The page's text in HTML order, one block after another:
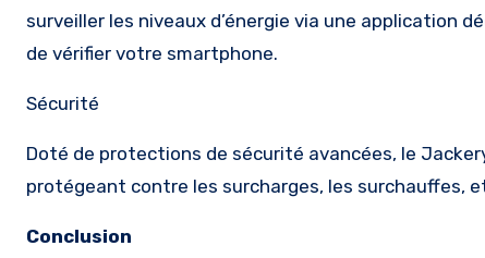
surveiller les niveaux d’énergie via une application
de vérifier votre smartphone.
Sécurité
Doté de protections de sécurité avancées, le
protégeant contre les surcharges, les surchauffes,
Conclusion